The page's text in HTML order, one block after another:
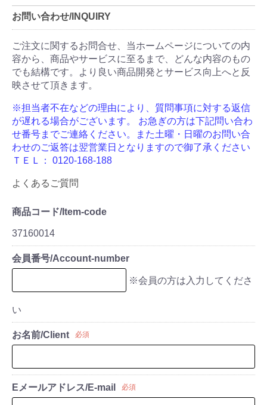
お問い合わせ/INQUIRY
ご注文に関するお問合せ、当ホームページについての内
容から、商品やサービスに至るまで、どんな内容のもの
でも結構です。より良い商品開発とサービス向上へと反
映させて頂きます。
※担当者不在などの理由により、質問事項に対する返信
が遅れる場合がございます。
お急ぎの方は下記問い合わ
せ番号までご連絡ください。また土曜・日曜のお問い合
わせのご返答は翌営業日となりますので御了承ください
ＴＥＬ： 0120-168-188
よくあるご質問
商品コード/Item-code
37160014
会員番号/Account-number
※会員の方は入力してくださ
い
お名前/Client 必須
Eメールアドレス/E-mail 必須